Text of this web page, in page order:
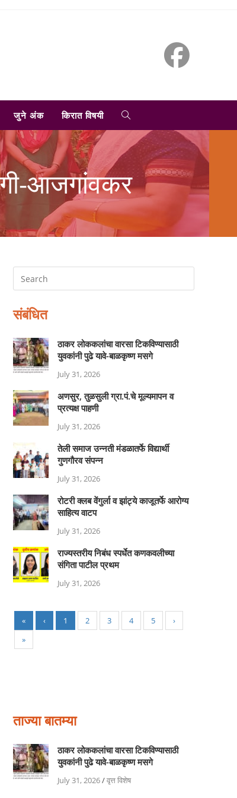
जुने अंक किरात विषयी TOGGLE
WEBSITE
SEARCH
आजगांवकर
संबंधित
ठाकर लोककलांचा वारसा टिकविण्यासाठी
युवकांनी पुढे यावे-बाळकृष्ण मसगे
July 31, 2026
अणसुर, तुळसुली ग्रा.पं.चे मूल्यमापन व
प्रत्यक्ष पाहणी
July 31, 2026
तेली समाज उन्नती मंडळातर्फे विद्यार्थी
गुणगौरव संपन्न
July 31, 2026
रोटरी क्लब वेंगुर्ला व झांट्ये काजूतर्फे आरोग्य
साहित्य वाटप
July 31, 2026
राज्यस्तरीय निबंध स्पर्धेत कणकवलीच्या
संगिता पाटील प्रथम
July 31, 2026
« ‹ 1 2 3 4 5
›
»
ताज्या बातम्या
ठाकर लोककलांचा वारसा टिकविण्यासाठी
युवकांनी पुढे यावे-बाळकृष्ण मसगे
July 31, 2026/वृत्त विशेष